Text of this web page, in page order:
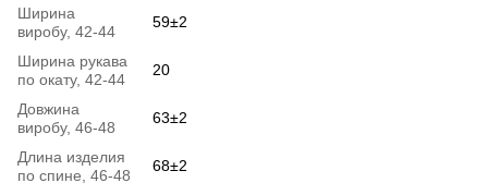
Ширина
виробу, 42-44
59±2
Ширина рукава
по окату, 42-44
20
Довжина
виробу, 46-48
63±2
Длина изделия
по спине, 46-48
68±2